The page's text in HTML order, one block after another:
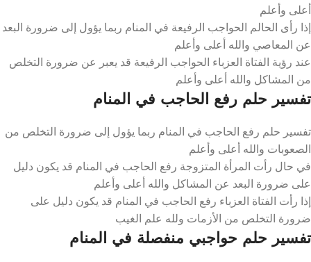
أعلى وأعلم
إذا رأى الحالم الحواجب الرفيعة في المنام ربما يؤول إلى ضرورة البعد
عن المعاصي والله أعلى وأعلم
عند رؤية الفتاة العزباء الحواجب الرفيعة قد يعبر عن ضرورة التخلص
من المشاكل والله أعلى وأعلم
تفسير حلم رفع الحاجب في المنام
تفسير حلم رفع الحاجب في المنام ربما يؤول إلى ضرورة التخلص من
الصعوبات والله أعلى وأعلم
في حال رأت المرأة المتزوجة رفع الحاجب في المنام قد يكون دليل
على ضرورة البعد عن المشاكل والله أعلى وأعلم
إذا رأت الفتاة العزباء رفع الحاجب في المنام قد يكون دليل على
ضرورة التخلص من الأزمات ولله علم الغيب
تفسير حلم حواجبي منفصلة في المنام